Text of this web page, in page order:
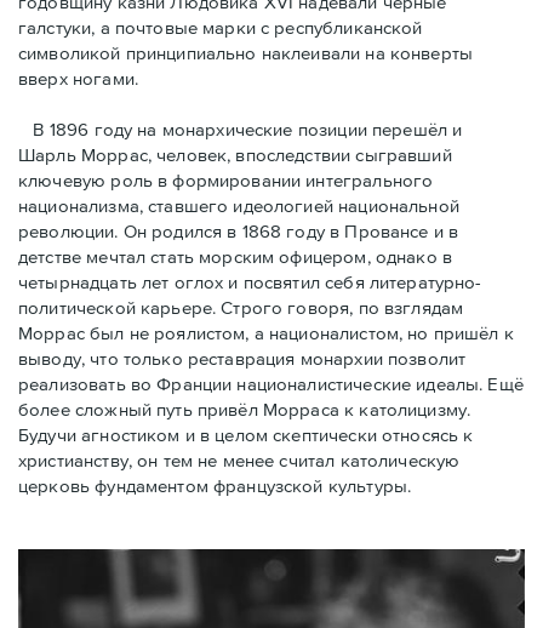
галстуки, а почтовые марки с республиканской
символикой принципиально наклеивали на конверты
вверх ногами.
В 1896 году на монархические позиции перешёл и
Шарль Моррас, человек, впоследствии сыгравший
ключевую роль в формировании интегрального
национализма, ставшего идеологией национальной
революции. Он родился в 1868 году в Провансе и в
детстве мечтал стать морским офицером, однако в
четырнадцать лет оглох и посвятил себя литературно-
политической карьере. Строго говоря, по взглядам
Моррас был не роялистом, а националистом, но пришёл к
выводу, что только реставрация монархии позволит
реализовать во Франции националистические идеалы. Ещё
более сложный путь привёл Морраса к католицизму.
Будучи агностиком и в целом скептически относясь к
христианству, он тем не менее считал католическую
церковь фундаментом французской культуры.